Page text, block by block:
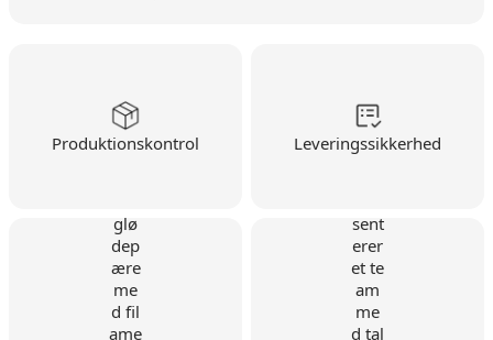
Produktionskontrol Leveringssikkerhed